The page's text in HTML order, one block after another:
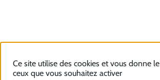
Ce site utilise des cookies et vous donne
ceux que vous souhaitez activer